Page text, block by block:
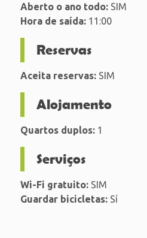
Aberto o ano todo:SIM
Hora de saída:11:00
Reservas
Aceita reservas:SIM
Alojamento
Quartos duplos:1
Serviços
Wi-Fi gratuito:SIM
Guardar bicicletas:Sí